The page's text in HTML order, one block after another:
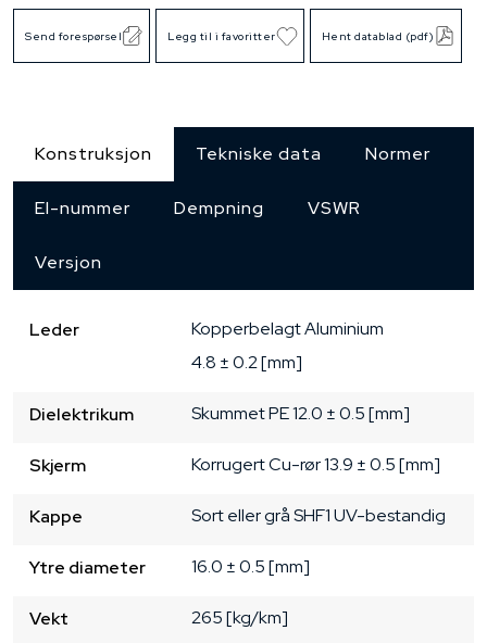
Send forespørsel Legg til i favoritter Hent datablad (pdf)
Konstruksjon Tekniske data Normer
El-nummer Dempning VSWR
Versjon
Leder
Kopperbelagt Aluminium
4.8 ± 0.2 [mm]
Dielektrikum Skummet PE12.0 ± 0.5 [mm]
Skjerm Korrugert Cu-rør13.9 ± 0.5 [mm]
Kappe Sort eller gråSHF1UV-bestandig
Ytre diameter 16.0 ± 0.5 [mm]
Vekt 265 [kg/km]